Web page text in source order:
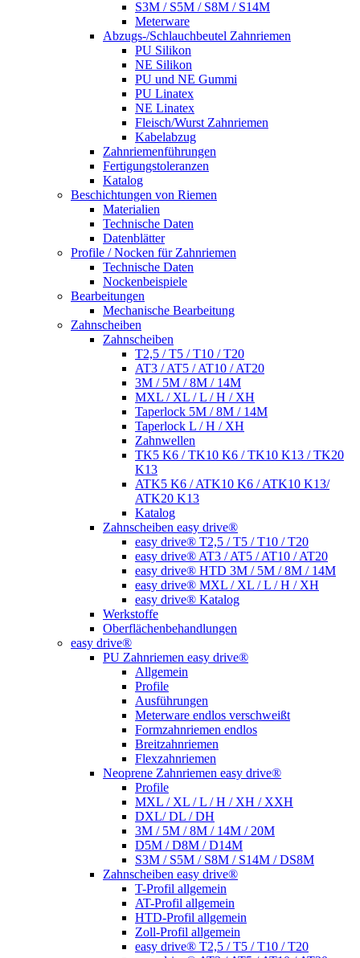
S3M / S5M / S8M / S14M
Meterware
Abzugs-/Schlauchbeutel Zahnriemen
PU Silikon
NE Silikon
PU und NE Gummi
PU Linatex
NE Linatex
Fleisch/Wurst Zahnriemen
Kabelabzug
Zahnriemenführungen
Fertigungstoleranzen
Katalog
Beschichtungen von Riemen
Materialien
Technische Daten
Datenblätter
Profile / Nocken für Zahnriemen
Technische Daten
Nockenbeispiele
Bearbeitungen
Mechanische Bearbeitung
Zahnscheiben
Zahnscheiben
T2,5 / T5 / T10 / T20
AT3 / AT5 / AT10 / AT20
3M / 5M / 8M / 14M
MXL / XL / L / H / XH
Taperlock 5M / 8M / 14M
Taperlock L / H / XH
Zahnwellen
TK5 K6 / TK10 K6 / TK10 K13 / TK20
K13
ATK5 K6 / ATK10 K6 / ATK10 K13/
ATK20 K13
Katalog
Zahnscheiben easy drive®
easy drive® T2,5 / T5 / T10 / T20
easy drive® AT3 / AT5 / AT10 / AT20
easy drive® HTD 3M / 5M / 8M / 14M
easy drive® MXL / XL / L / H / XH
easy drive® Katalog
Werkstoffe
Oberflächenbehandlungen
easy drive®
PU Zahnriemen easy drive®
Allgemein
Profile
Ausführungen
Meterware endlos verschweißt
Formzahnriemen endlos
Breitzahnriemen
Flexzahnriemen
Neoprene Zahnriemen easy drive®
Profile
MXL / XL / L / H / XH / XXH
DXL/ DL / DH
3M / 5M / 8M / 14M / 20M
D5M / D8M / D14M
S3M / S5M / S8M / S14M / DS8M
Zahnscheiben easy drive®
T-Profil allgemein
AT-Profil allgemein
HTD-Profil allgemein
Zoll-Profil allgemein
easy drive® T2,5 / T5 / T10 / T20